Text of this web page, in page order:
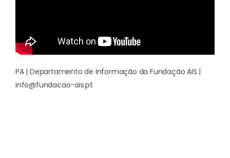
PA | Departamento de Informação da Fundação AIS |
info@fundacao-ais.pt